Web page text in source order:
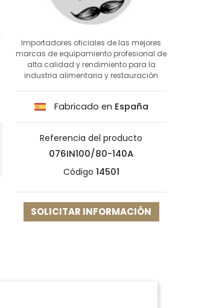
Importadores oficiales de las mejores
marcas de equipamiento profesional de
alta calidad y rendimiento para la
industria alimentaria y restauración
Fabricado en España
Referencia del producto
076IN100/80-140A
Código 14501
SOLICITAR INFORMACIÓN